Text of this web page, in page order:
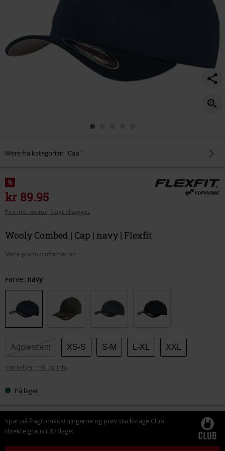
Mere fra kategorien "Cap"
%
kr 89.95
Pris inkl. moms, fragt tillægges
Wooly Combed | Cap | navy | Flexfit
Mere produktinformation
Vælg
din
størrelse
Farve: navy
Adolescent XS-S S-M L-XL XXL
Størrelser, mål og info
På lager
Spar på fragtomkostningerne og prøv Backstage Club
direkte gratis i 30 dage: